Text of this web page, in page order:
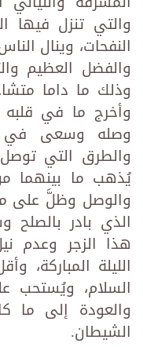
والتي تنزل فيها
النفحات، وينال
والفضل العظيم
وذلك ما داما
وأخرج ما في قلبه
وصله وسعى في
والطرق التي
يُذهب ما بينهما
والوصل وظلَّ على
الذي بادر
هذا الزجر وعدم
الليلة المباركة،
السلام، ويُستحب
والعودة إلى ما
الشيطان.